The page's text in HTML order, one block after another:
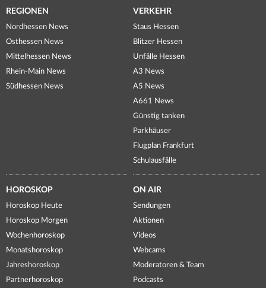
REGIONEN
Nordhessen News
Osthessen News
Mittelhessen News
Rhein-Main News
Südhessen News
VERKEHR
Staus Hessen
Blitzer Hessen
Unfälle Hessen
A3 News
A5 News
A661 News
Günstig tanken
Parkhäuser
Flugplan Frankfurt
Schulausfälle
HOROSKOP
Horoskop Heute
Horoskop Morgen
Wochenhoroskop
Monatshoroskop
Jahreshoroskop
Partnerhoroskop
ON AIR
Sendungen
Aktionen
Videos
Webcams
Moderatoren & Team
Podcasts